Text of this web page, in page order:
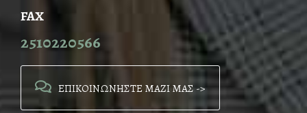
FAX
2510220566
ΕΠΙΚΟΙΝΩΝΗΣΤΕ ΜΑΖΙ ΜΑΣ ->